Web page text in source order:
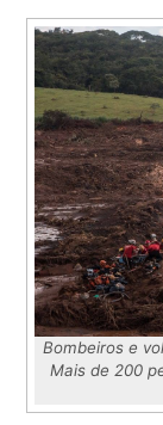
Bombeiros e
Mais de 200